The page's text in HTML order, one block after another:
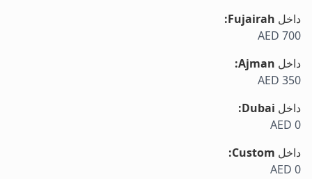
داخل Fujairah
:
AED 700
داخل Ajman
:
AED 350
داخل Dubai
:
AED 0
داخل Custom
:
AED 0